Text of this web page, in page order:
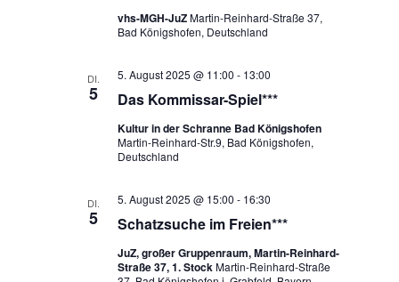
vhs-MGH-JuZMartin-Reinhard-Straße 37,
Bad Königshofen, Deutschland
DI.
5 Das Kommissar-Spiel***
5. August 2025 @ 11:00 - 13:00
Kultur in der Schranne Bad Königshofen
Martin-Reinhard-Str.9, Bad Königshofen,
Deutschland
DI.
5 Schatzsuche im Freien***
5. August 2025 @ 15:00 - 16:30
JuZ, großer Gruppenraum, Martin-Reinhard-
Straße 37, 1. StockMartin-Reinhard-Straße